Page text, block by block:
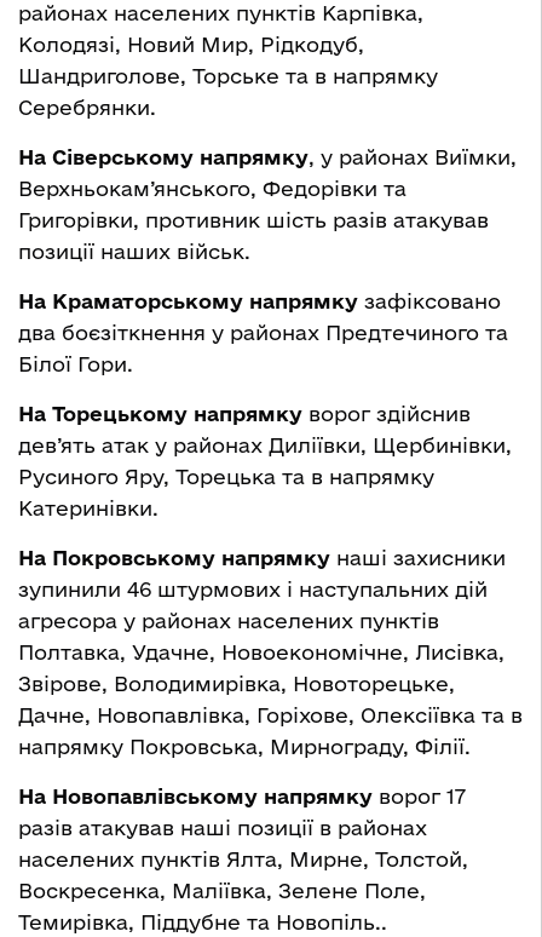
районах населених пунктів Карпівка,
Колодязі, Новий Мир, Рідкодуб,
Шандриголове, Торське та в напрямку
Серебрянки.
На Сіверському напрямку, у районах Виїмки,
Верхньокам’янського, Федорівки та
Григорівки, противник шість разів атакував
позиції наших військ.
На Краматорському напрямку зафіксовано
два боєзіткнення у районах Предтечиного та
Білої Гори.
На Торецькому напрямку ворог здійснив
дев’ять атак у районах Диліївки, Щербинівки,
Русиного Яру, Торецька та в напрямку
Катеринівки.
На Покровському напрямку наші захисники
зупинили 46 штурмових і наступальних дій
агресора у районах населених пунктів
Полтавка, Удачне, Новоекономічне, Лисівка,
Звірове, Володимирівка, Новоторецьке,
Дачне, Новопавлівка, Горіхове, Олексіївка та в
напрямку Покровська, Мирнограду, Філії.
На Новопавлівському напрямку ворог 17
разів атакував наші позиції в районах
населених пунктів Ялта, Мирне, Толстой,
Воскресенка, Маліївка, Зелене Поле,
Темирівка, Піддубне та Новопіль..